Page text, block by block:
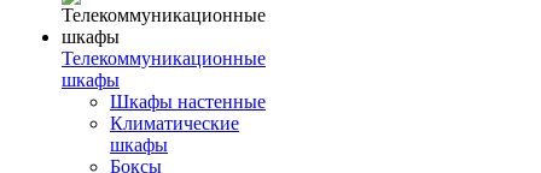
Телекоммуникационные
шкафы
Шкафы настенные
Климатические
шкафы
Боксы